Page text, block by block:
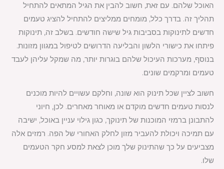
האוכל שלהם. עם זאת, חשוב להבין את הגיל המתאים להתחיל
תהליך זה. בדרך כלל, מומחים ממליצים להתחיל להציג טעמים
חדשים לתינוקות בסביבות גיל שישה חודשים. בשלב זה, תינוקות
פיתחו את כישורי הלשון והבליעה הדרושים לטיפול במגוון מזונות.
בנוסף, מערכות העיכול שלהם בוגרות יותר, מה שמקל עליהן לעבד
טעמים ומרקמים שונים.
חשוב לציין שכל תינוק הוא שונה, וחלקם עשויים להיות מוכנים
לנסות טעמים חדשים מוקדם או מאוחר מאחרים. לכן, חיוני
להתבונן ברמזי המוכנות של תינוקך, כגון גילוי עניין באוכל, ישיבה
עם תמיכה ויכולת להעביר מזון לחלק האחורי של הפה. רמזים אלה
מצביעים על כך שהתינוק שלך מוכן לצאת למסע חקר הטעמים
שלו.